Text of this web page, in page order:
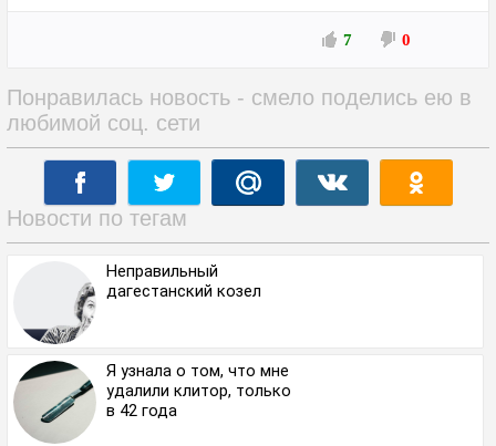
7 0
Понравилась новость - смело поделись ею в
любимой соц. сети
Новости по тегам
Неправильный
дагестанский козел
Я узнала о том, что мне
удалили клитор, только
в 42 года